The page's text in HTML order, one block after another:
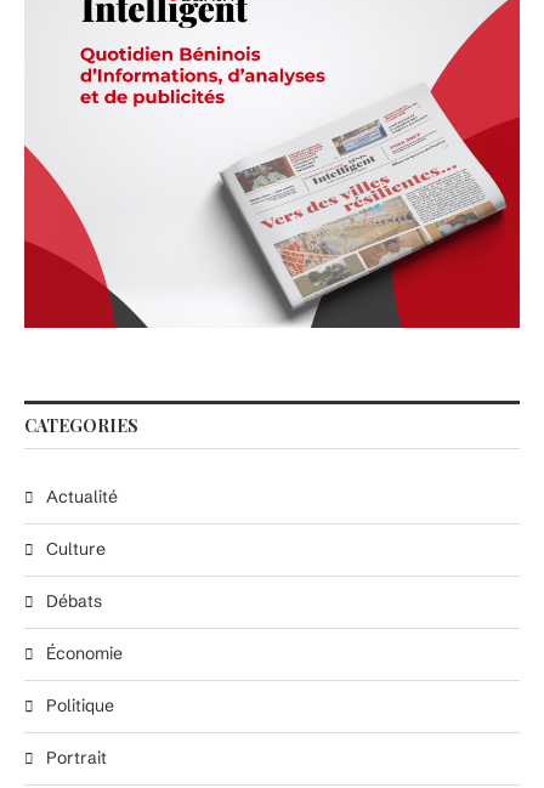
CATEGORIES
Actualité
Culture
Débats
Économie
Politique
Portrait